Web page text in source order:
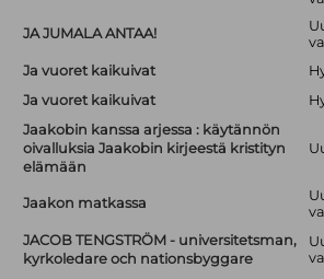
JA JUMALA ANTAA!
Ja vuoret kaikuivat
Ja vuoret kaikuivat
Jaakobin kanssa arjessa : käytännön
oivalluksia Jaakobin kirjeestä kristityn
elämään
Jaakon matkassa
JACOB TENGSTRÖM - universitetsman,
kyrkoledare och nationsbyggare